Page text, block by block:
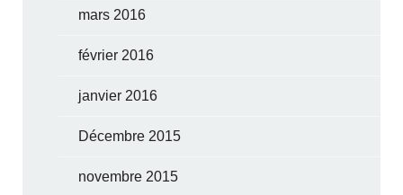
mars 2016
février 2016
janvier 2016
Décembre 2015
novembre 2015